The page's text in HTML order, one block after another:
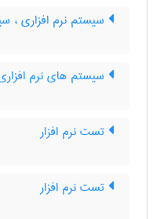
سیستم نرم افزاری ،
سیستم های نرم
تست نرم افزار
تست نرم افزار